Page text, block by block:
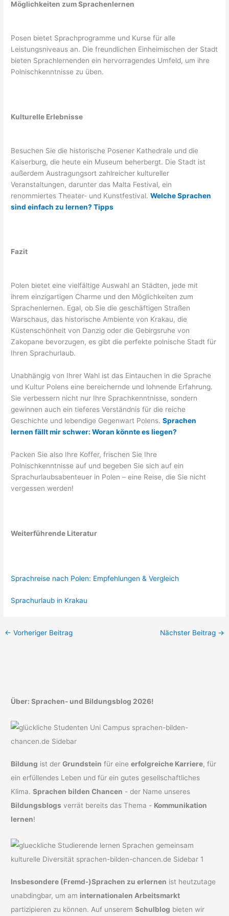
Möglichkeiten zum Sprachenlernen
Posen bietet Sprachprogramme und Kurse für alle
Leistungsniveaus an. Die freundlichen Einheimischen der Stadt
bieten Sprachlernenden ein hervorragendes Umfeld, um ihre
Polnischkenntnisse zu üben.
Kulturelle Erlebnisse
Besuchen Sie die historische Posener Kathedrale und die
Kaiserburg, die heute ein Museum beherbergt. Die Stadt ist
außerdem Austragungsort zahlreicher kultureller
Veranstaltungen, darunter das Malta Festival, ein
renommiertes Theater- und Kunstfestival.Welche Sprachen
sind einfach zu lernen? Tipps
Fazit
Polen bietet eine vielfältige Auswahl an Städten, jede mit
ihrem einzigartigen Charme und den Möglichkeiten zum
Sprachenlernen. Egal, ob Sie die geschäftigen Straßen
Warschaus, das historische Ambiente von Krakau, die
Küstenschönheit von Danzig oder die Gebirgsruhe von
Zakopane bevorzugen, es gibt die perfekte polnische Stadt für
Ihren Sprachurlaub.
Unabhängig von Ihrer Wahl ist das Eintauchen in die Sprache
und Kultur Polens eine bereichernde und lohnende Erfahrung.
Sie verbessern nicht nur Ihre Sprachkenntnisse, sondern
gewinnen auch ein tieferes Verständnis für die reiche
Geschichte und lebendige Gegenwart Polens.Sprachen
lernen fällt mir schwer: Woran könnte es liegen?
Packen Sie also Ihre Koffer, frischen Sie Ihre
Polnischkenntnisse auf und begeben Sie sich auf ein
Sprachurlaubsabenteuer in Polen – eine Reise, die Sie nicht
vergessen werden!
Weiterführende Literatur
Sprachreise nach Polen: Empfehlungen & Vergleich
Sprachurlaub in Krakau
← Vorheriger Beitrag Nächster Beitrag →
Über: Sprachen- und Bildungsblog 2026!
Bildung ist derGrundstein für eineerfolgreiche Karriere, für
ein erfüllendes Leben und für ein gutes gesellschaftliches
Klima.Sprachen bilden Chancen - der Name unseres
Bildungsblogs verrät bereits das Thema - Kommunikation
lernen!
Insbesondere (Fremd-)Sprachen zu erlernen ist heutzutage
unabdingbar, um am internationalen Arbeitsmarkt
partizipieren zu können. Auf unseremSchulblog bieten wir